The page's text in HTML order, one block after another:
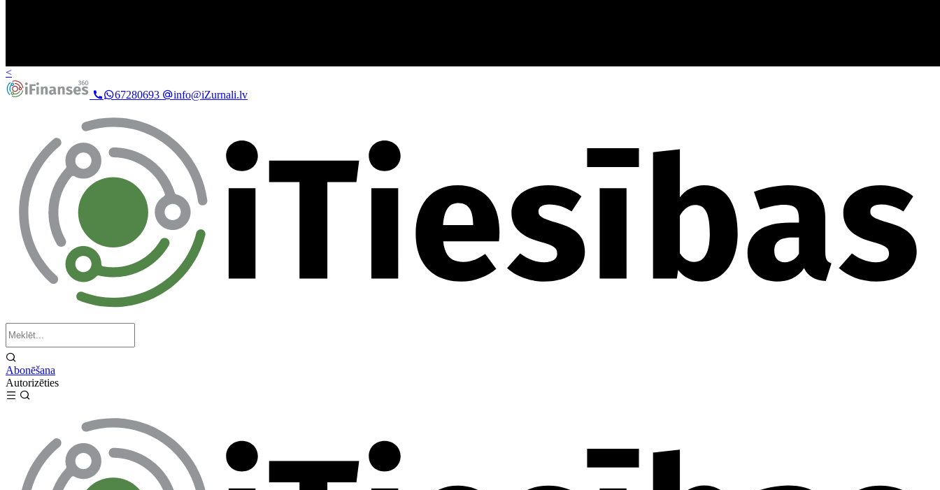
<
67280693
info@iZurnali.lv
Abonēšana
Autorizēties